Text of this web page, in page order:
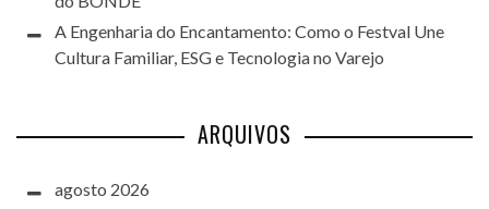
A Engenharia do Encantamento: Como o Festval Une
Cultura Familiar, ESG e Tecnologia no Varejo
ARQUIVOS
agosto 2026